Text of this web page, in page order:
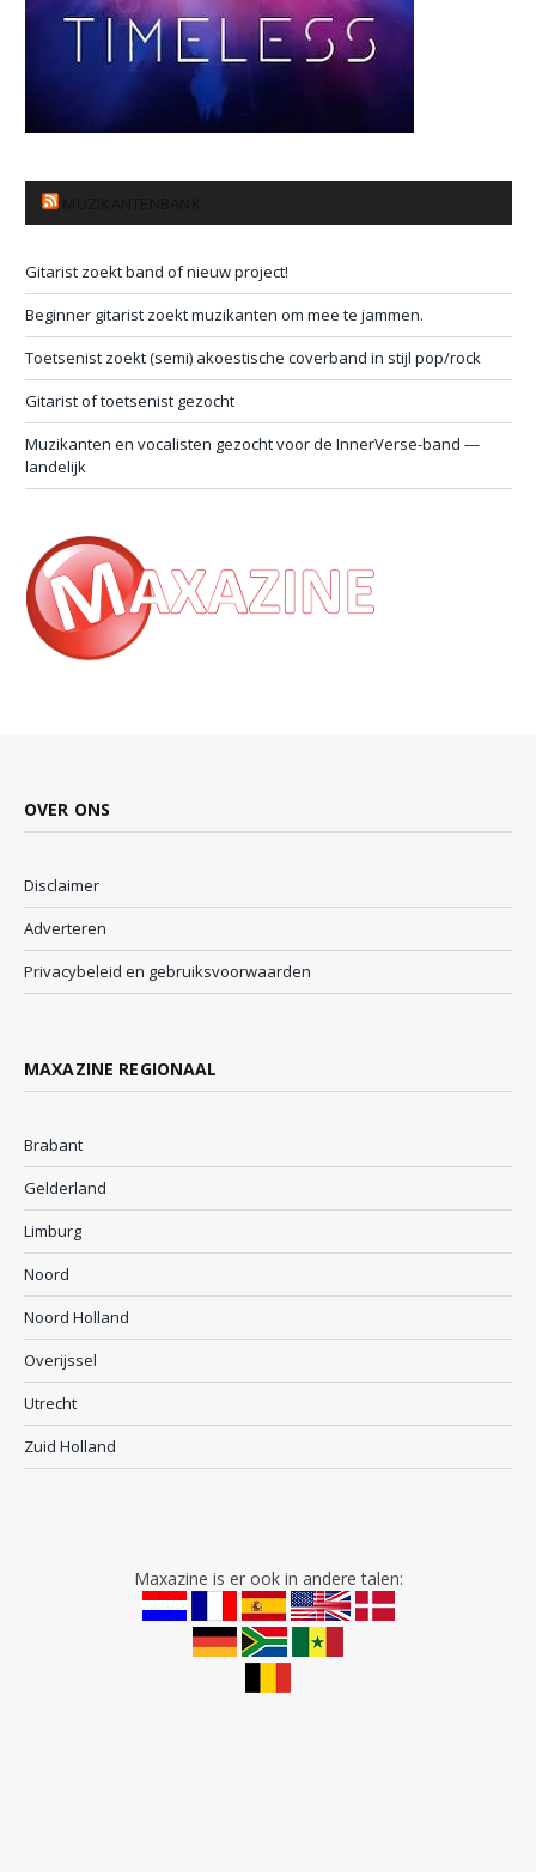
Gitarist zoekt band of nieuw project!
Beginner gitarist zoekt muzikanten om mee te jammen.
Toetsenist zoekt (semi) akoestische coverband in stijl pop/rock
Gitarist of toetsenist gezocht
Muzikanten en vocalisten gezocht voor de InnerVerse-band —
landelijk
OVER ONS
Disclaimer
Adverteren
Privacybeleid en gebruiksvoorwaarden
MAXAZINE REGIONAAL
Brabant
Gelderland
Limburg
Noord
Noord Holland
Overijssel
Utrecht
Zuid Holland
Maxazine is er ook in andere talen: